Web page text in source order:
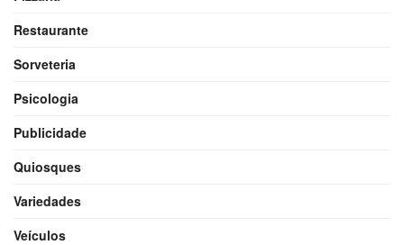
Restaurante
Sorveteria
Psicologia
Publicidade
Quiosques
Variedades
Veículos